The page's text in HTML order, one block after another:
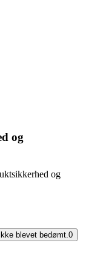
og
og
blevet bedømt.0